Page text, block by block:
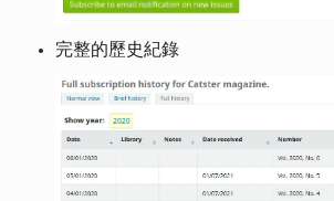
完整的歷史紀錄